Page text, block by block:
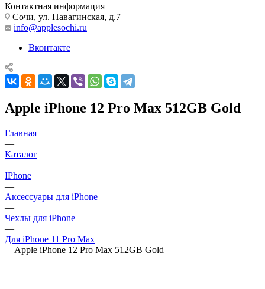
Контактная информация
Сочи, ул. Навагинская, д.7
info@applesochi.ru
Вконтакте
Apple iPhone 12 Pro Max 512GB Gold
Главная
—
Каталог
—
IPhone
—
Аксессуары для iPhone
—
Чехлы для iPhone
—
Для iPhone 11 Pro Max
—Apple iPhone 12 Pro Max 512GB Gold